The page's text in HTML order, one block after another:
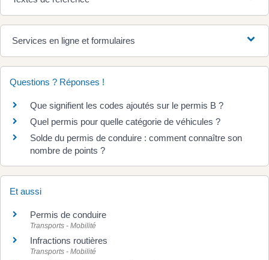
Services en ligne et formulaires
Questions ? Réponses !
Que signifient les codes ajoutés sur le permis B ?
Quel permis pour quelle catégorie de véhicules ?
Solde du permis de conduire : comment connaître son
nombre de points ?
Et aussi
Permis de conduire
Transports - Mobilité
Infractions routières
Transports - Mobilité